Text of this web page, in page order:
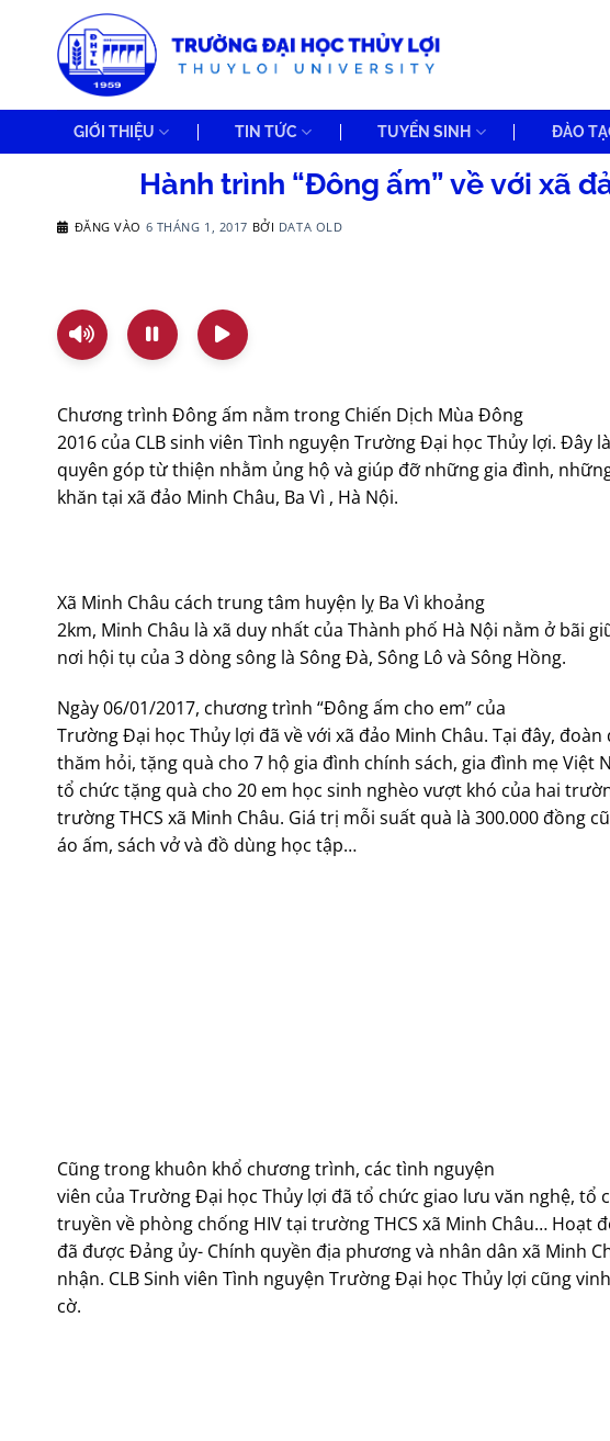
GIỚI THIỆU TIN TỨC TUYỂN SINH ĐÀO
Hành trình “Đông ấm” về với xã
ĐĂNG VÀO 6 THÁNG 1, 2017 BỞI DATA OLD
Chương trình Đông ấm nằm trong Chiến Dịch Mùa Đông
2016 của CLB sinh viên Tình nguyện Trường Đại học Thủy lợi. Đây
quyên góp từ thiện nhằm ủng hộ và giúp đỡ những gia đình,
khăn tại xã đảo Minh Châu, Ba Vì , Hà Nội.
Xã Minh Châu cách trung tâm huyện lỵ Ba Vì khoảng
2km, Minh Châu là xã duy nhất của Thành phố Hà Nội nằm ở bãi
nơi hội tụ của 3 dòng sông là Sông Đà, Sông Lô và Sông Hồng.
Ngày 06/01/2017, chương trình “Đông ấm cho em” của
Trường Đại học Thủy lợi đã về với xã đảo Minh Châu. Tại đây, đoàn
thăm hỏi, tặng quà cho 7 hộ gia đình chính sách, gia đình mẹ Việt
tổ chức tặng quà cho 20 em học sinh nghèo vượt khó của hai
trường THCS xã Minh Châu. Giá trị mỗi suất quà là 300.000 đồng
áo ấm, sách vở và đồ dùng học tập…
Cũng trong khuôn khổ chương trình, các tình nguyện
viên của Trường Đại học Thủy lợi đã tổ chức giao lưu văn nghệ, tổ
truyền về phòng chống HIV tại trường THCS xã Minh Châu… Hoạt
đã được Đảng ủy- Chính quyền địa phương và nhân dân xã Minh
nhận. CLB Sinh viên Tình nguyện Trường Đại học Thủy lợi cũng
cờ.